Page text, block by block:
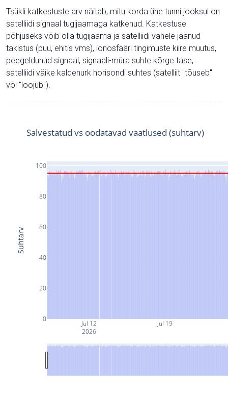
Tsükli katkestuste arv näitab, mitu korda ühe tunni jooksul on
satelliidi signaal tugijaamaga katkenud. Katkestuse
põhjuseks võib olla tugijaama ja satelliidi vahele jäänud
takistus (puu, ehitis vms), ionosfääri tingimuste kiire muutus,
peegeldunud signaal, signaali-müra suhte kõrge tase,
satelliidi väike kaldenurk horisondi suhtes (satelliit "tõuseb"
või "loojub").
Jul 12
2026
Jul 19
0
20
40
60
80
100
Salvestatud vs oodatavad vaatlused (suhtarv)
Suhtarv